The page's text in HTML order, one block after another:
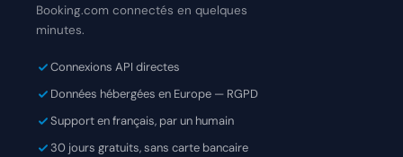
Booking.com connectés en quelques
minutes.
Connexions API directes
Données hébergées en Europe — RGPD
Support en français, par un humain
30 jours gratuits, sans carte bancaire